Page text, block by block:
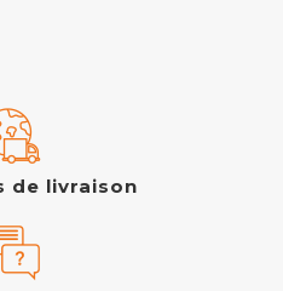
de livraison